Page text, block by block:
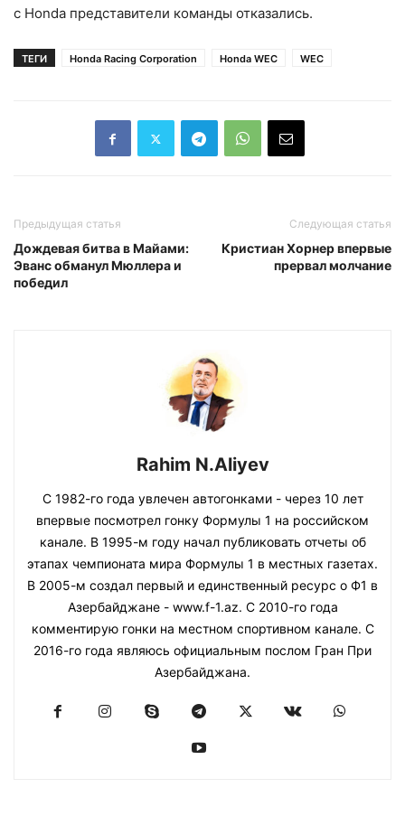
с Honda представители команды отказались.
ТЕГИ Honda Racing Corporation Honda WEC WEC
Предыдущая статья
Дождевая битва в Майами:
Эванс обманул Мюллера и
победил
Следующая статья
Кристиан Хорнер впервые
прервал молчание
Rahim N.Aliyev
С 1982-го года увлечен автогонками - через 10 лет
впервые посмотрел гонку Формулы 1 на российском
канале. В 1995-м году начал публиковать отчеты об
этапах чемпионата мира Формулы 1 в местных газетах.
В 2005-м создал первый и единственный ресурс о Ф1 в
Азербайджане - www.f-1.az. С 2010-го года
комментирую гонки на местном спортивном канале. С
2016-го года являюсь официальным послом Гран При
Азербайджана.